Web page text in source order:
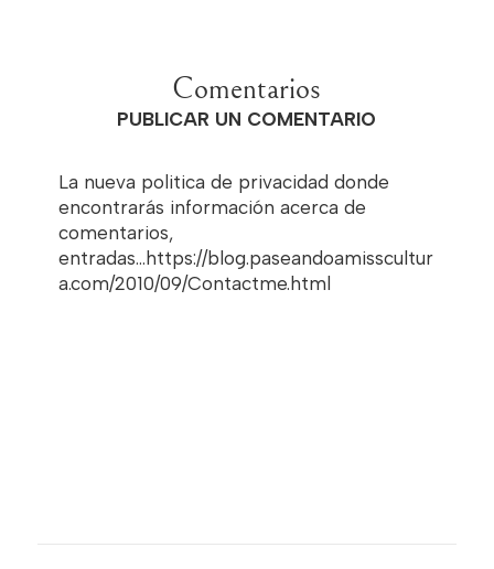
Comentarios
PUBLICAR UN COMENTARIO
La nueva politica de privacidad donde
encontrarás información acerca de
comentarios,
entradas...https://blog.paseandoamisscultur
a.com/2010/09/Contactme.html